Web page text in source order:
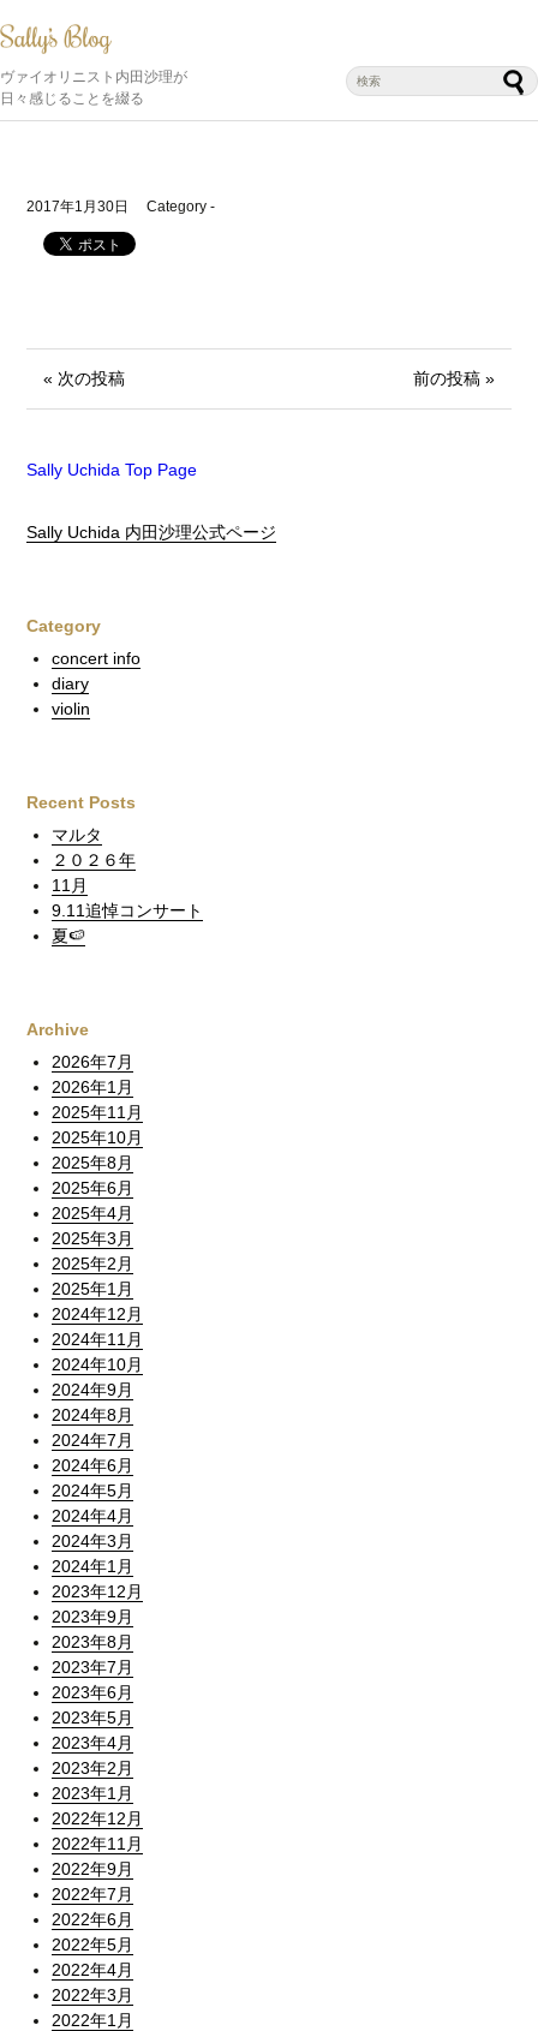
ヴァイオリニスト内田沙理が
日々感じることを綴る
2017年1月30日 Category -
« 次の投稿 前の投稿 »
Sally Uchida Top Page
Sally Uchida 内田沙理公式ページ
Category
concert info
diary
violin
Recent Posts
マルタ
２０２６年
11月
9.11追悼コンサート
夏🍉
Archive
2026年7月
2026年1月
2025年11月
2025年10月
2025年8月
2025年6月
2025年4月
2025年3月
2025年2月
2025年1月
2024年12月
2024年11月
2024年10月
2024年9月
2024年8月
2024年7月
2024年6月
2024年5月
2024年4月
2024年3月
2024年1月
2023年12月
2023年9月
2023年8月
2023年7月
2023年6月
2023年5月
2023年4月
2023年2月
2023年1月
2022年12月
2022年11月
2022年9月
2022年7月
2022年6月
2022年5月
2022年4月
2022年3月
2022年1月